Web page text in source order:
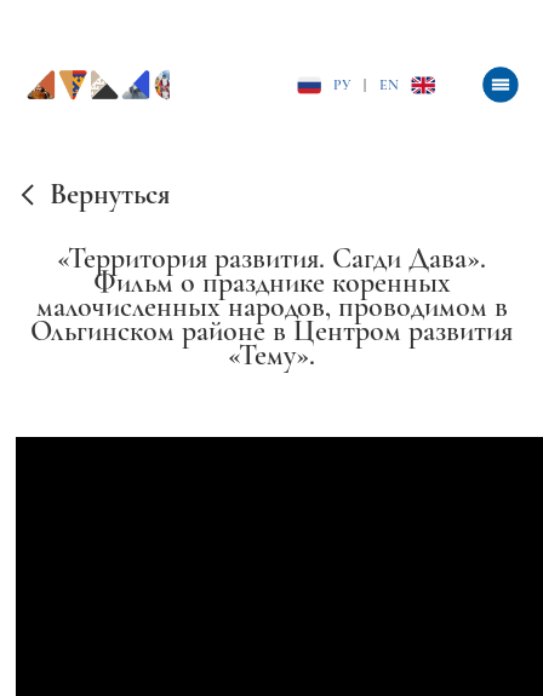
РУ EN
Вернуться
«Территория развития. Сагди Дава».
Фильм о празднике коренных
малочисленных народов, проводимом в
Ольгинском районе в Центром развития
«Тему».